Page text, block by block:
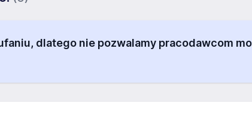
dlatego nie pozwalamy pracodawcom